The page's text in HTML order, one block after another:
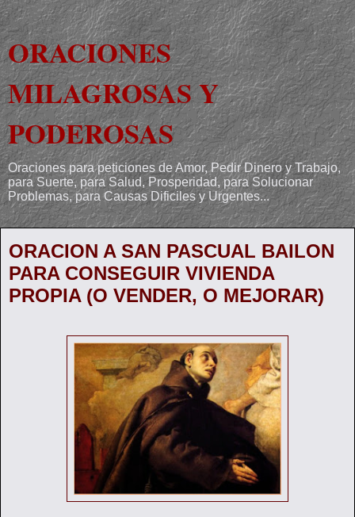
ORACIONES
MILAGROSAS Y
PODEROSAS
Oraciones para peticiones de Amor, Pedir Dinero y Trabajo,
para Suerte, para Salud, Prosperidad, para Solucionar
Problemas, para Causas Dificiles y Urgentes...
ORACION A SAN PASCUAL BAILON
PARA CONSEGUIR VIVIENDA
PROPIA (O VENDER, O MEJORAR)